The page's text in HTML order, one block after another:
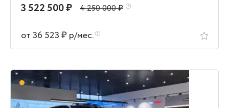
3 522 500 ₽ 4 250 000 ₽
от 36 523 ₽ р/мес.
В пути